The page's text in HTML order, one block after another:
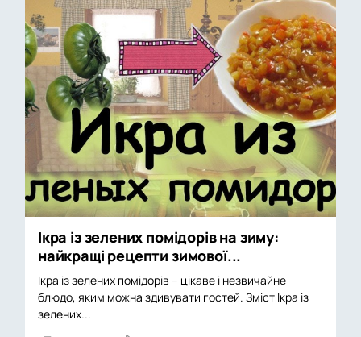
Ікра із зелених помідорів на зиму:
найкращі рецепти зимової...
Ікра із зелених помідорів – цікаве і незвичайне
блюдо, яким можна здивувати гостей. Зміст Ікра із
зелених...